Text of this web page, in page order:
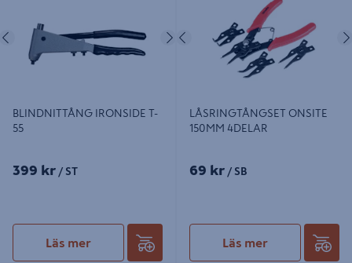
Föregående Nästa
BLINDNITTÅNG IRONSIDE T-
55
399 kr / ST
Läs mer
Föregående
LÅSRINGTÅNGSET ONSITE
150MM 4DELAR
69 kr / SB
Läs mer